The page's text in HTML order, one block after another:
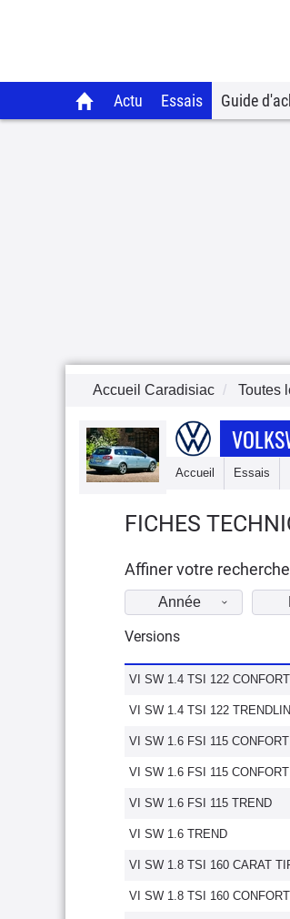
Actu Essais Guide
Accueil Caradisiac Toutes
Accueil Essais
FICHES
Affiner votre
Année
Versions
VI SW 1.4 TSI 122
VI SW 1.4 TSI 122
VI SW 1.6 FSI 115 CONFORT
VI SW 1.6 FSI 115
VI SW 1.6 FSI 115 TREND
VI SW 1.6 TREND
VI SW 1.8 TSI 160 CARAT
VI SW 1.8 TSI 160